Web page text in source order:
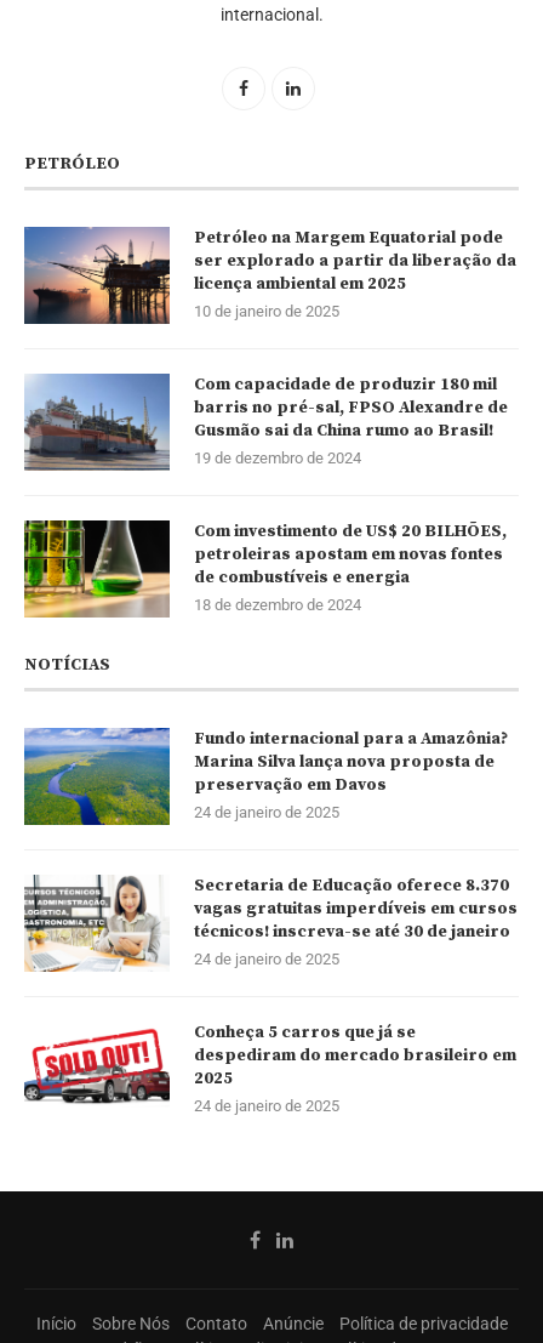
internacional.
PETRÓLEO
Petróleo na Margem Equatorial pode
ser explorado a partir da liberação da
licença ambiental em 2025
10 de janeiro de 2025
Com capacidade de produzir 180 mil
barris no pré-sal, FPSO Alexandre de
Gusmão sai da China rumo ao Brasil!
19 de dezembro de 2024
Com investimento de US$ 20 BILHÕES,
petroleiras apostam em novas fontes
de combustíveis e energia
18 de dezembro de 2024
NOTÍCIAS
Fundo internacional para a Amazônia?
Marina Silva lança nova proposta de
preservação em Davos
24 de janeiro de 2025
Secretaria de Educação oferece 8.370
vagas gratuitas imperdíveis em cursos
técnicos! inscreva-se até 30 de janeiro
24 de janeiro de 2025
Conheça 5 carros que já se
despediram do mercado brasileiro em
2025
24 de janeiro de 2025
Início Sobre Nós Contato Anúncie
Política de privacidade